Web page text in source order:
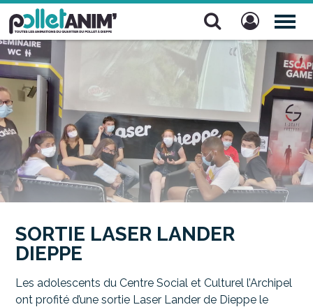
Pollet Anim'
SORTIE LASER LANDER
DIEPPE
Les adolescents du Centre Social et Culturel l’Archipel
ont profité d’une sortie Laser Lander de Dieppe le